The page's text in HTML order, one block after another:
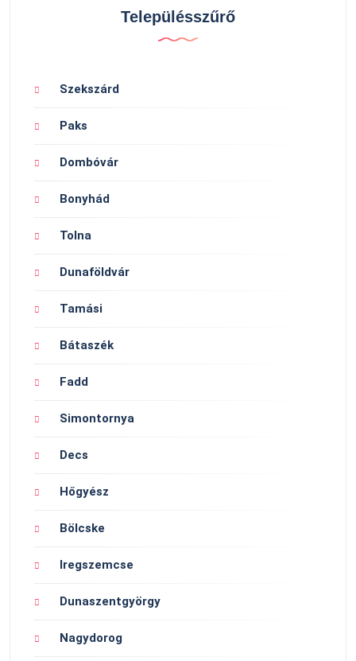
Településszűrő
Szekszárd
Paks
Dombóvár
Bonyhád
Tolna
Dunaföldvár
Tamási
Bátaszék
Fadd
Simontornya
Decs
Hőgyész
Bölcske
Iregszemcse
Dunaszentgyörgy
Nagydorog